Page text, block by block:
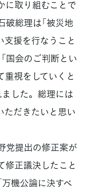
に取り組むことで
総理は「被災地
支援を行なうこと
国会のご判断とい
重視をしていくと
した。総理には
ただきたいと思い
党提出の修正案が
修正議決したこと
機公論に決すべ